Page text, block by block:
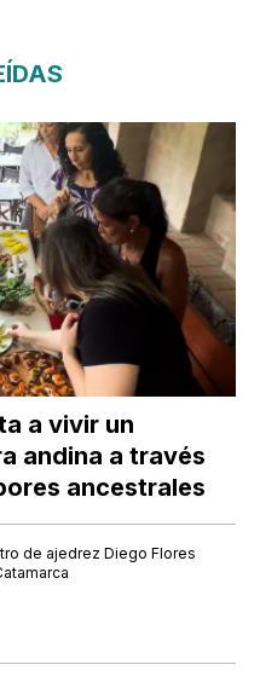
a vivir un
andina a través
ancestrales
de ajedrez Diego Flores